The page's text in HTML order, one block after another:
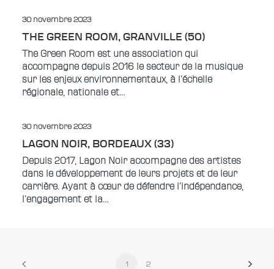
30 novembre 2023
THE GREEN ROOM, GRANVILLE (50)
The Green Room est une association qui
accompagne depuis 2016 le secteur de la musique
sur les enjeux environnementaux, à l’échelle
régionale, nationale et…
30 novembre 2023
LAGON NOIR, BORDEAUX (33)
Depuis 2017, Lagon Noir accompagne des artistes
dans le développement de leurs projets et de leur
carrière. Ayant à cœur de défendre l’indépendance,
l’engagement et la…
1 2